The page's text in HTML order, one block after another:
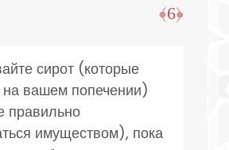
﴿6﴾
сирот (которые
на вашем попечении)
правильно
имуществом), пока